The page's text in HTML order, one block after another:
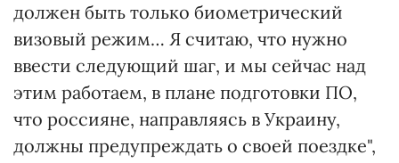
должен быть только биометрический
визовый режим… Я считаю, что нужно
ввести следующий шаг, и мы сейчас над
этим работаем, в плане подготовки ПО,
что россияне, направляясь в Украину,
должны предупреждать о своей поездке",